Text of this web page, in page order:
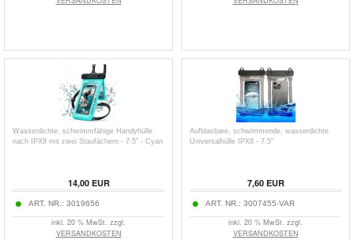
Wasserdichte, schwimmfähige Handyhülle
nach IPX8 mit zwei Staufächern - 7.5" - Cyan
14,00EUR
ART. NR.: 3019656
inkl. 20 % MwSt. zzgl.
VERSANDKOSTEN
Aufblasbare, schwimmende, wasserdichte
Universalhülle IPX8 - 7.5"
7,60EUR
ART. NR.: 3007455-VAR
inkl. 20 % MwSt. zzgl.
VERSANDKOSTEN